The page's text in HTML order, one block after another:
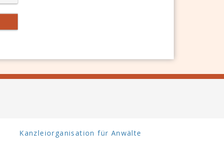
Kanzleiorganisation für Anwälte